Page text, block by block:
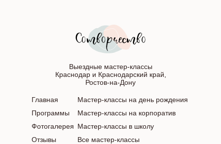
Выездные мастер-классы
Краснодар и Краснодарский край,
Ростов-на-Дону
Главная
Программы
Фотогалерея
Отзывы
Мастер-классы на день рождения
Мастер-классы на корпоратив
Мастер-классы в школу
Все мастер-классы